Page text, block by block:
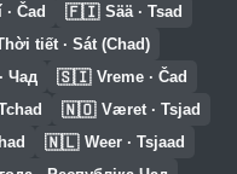
Čad 🇫🇮 Sää · Tsad
tiết · Sát (Chad)
Чад 🇸🇮 Vreme · Čad
🇳🇴 Været · Tsjad
🇳🇱 Weer · Tsjaad